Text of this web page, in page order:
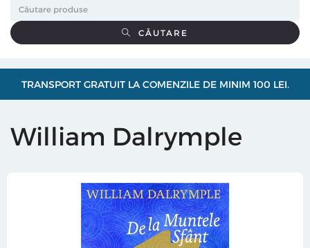
CĂUTARE
TRANSPORT GRATUIT LA COMENZILE DE MINIM 100 LEI.
William Dalrymple